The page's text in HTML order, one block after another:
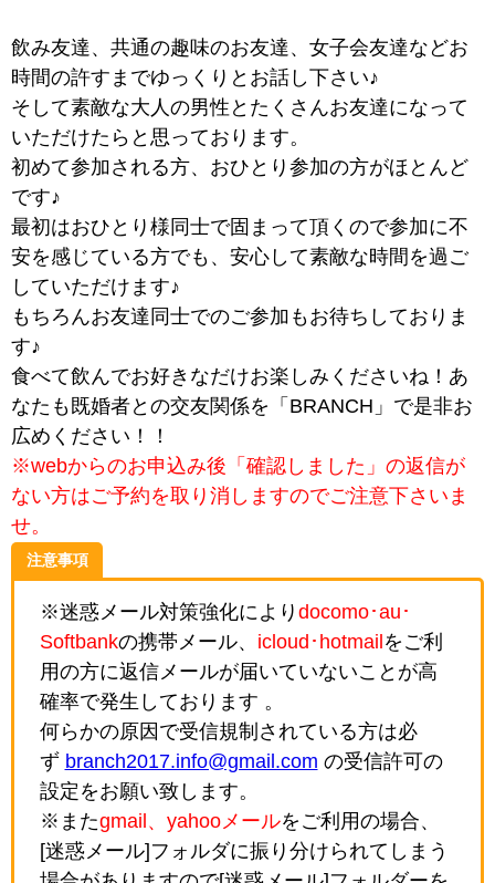
飲み友達、共通の趣味のお友達、女子会友達などお
時間の許すまでゆっくりとお話し下さい♪
そして素敵な大人の男性とたくさんお友達になって
いただけたらと思っております。
初めて参加される方、おひとり参加の方がほとんど
です♪
最初はおひとり様同士で固まって頂くので参加に不
安を感じている方でも、安心して素敵な時間を過ご
していただけます♪
もちろんお友達同士でのご参加もお待ちしておりま
す♪
食べて飲んでお好きなだけお楽しみくださいね！あ
なたも既婚者との交友関係を「BRANCH」で是非お
広めください！！
※webからのお申込み後「確認しました」の返信が
ない方はご予約を取り消しますのでご注意下さいま
せ。
注意事項
※迷惑メール対策強化により docomo･au･
Softbankの携帯メール、 icloud･hotmail をご利
用の方に返信メールが届いていないことが高
確率で発生しております 。
何らかの原因で受信規制されている方は必
ず branch2017.info@gmail.com の受信許可の
設定をお願い致します。
※またgmail、yahooメールをご利用の場合、
[迷惑メール]フォルダに振り分けられてしまう